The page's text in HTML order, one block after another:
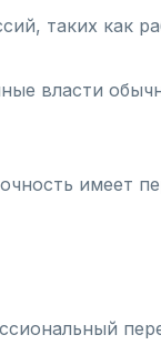
таких как
власти
имеет